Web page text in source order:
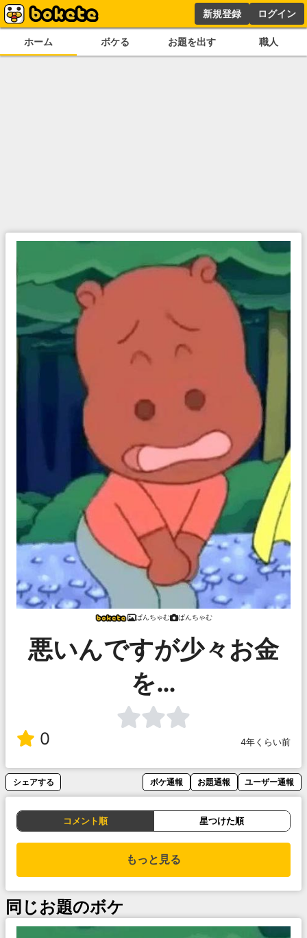
新規登録 ログイン
ホーム ボケる お題を出す 職人
ぱんちゃむ ぱんちゃむ
悪いんですが少々お金
を…
0 4年くらい前
シェアする ボケ通報 お題通報 ユーザー通報
コメント順 星つけた順
もっと見る
同じお題のボケ